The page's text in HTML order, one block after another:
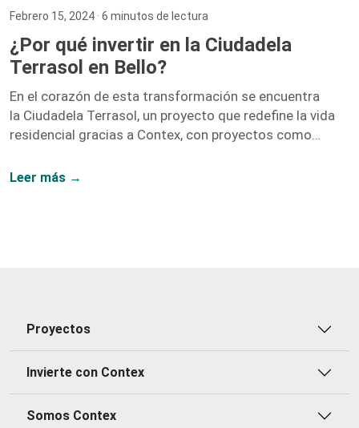
Febrero 15, 2024 · 6 minutos de lectura
¿Por qué invertir en la Ciudadela
Terrasol en Bello?
En el corazón de esta transformación se encuentra
la Ciudadela Terrasol, un proyecto que redefine la vida
residencial gracias a Contex, con proyectos como
Leer más →
Proyectos
Invierte con Contex
Somos Contex